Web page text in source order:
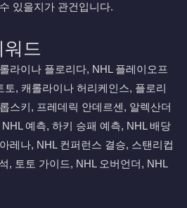
있을지가 관건입니다.
드
라이나 플로리다, NHL 플레이오프
토, 캐롤라이나 허리케인스, 플로리
스키, 프레데릭 안데르센, 알렉산더
예측, 하키 승패 예측, NHL 배당
레나, NHL 컨퍼런스 결승, 스탠리컵
, 토토 가이드, NHL 오버언더, NHL